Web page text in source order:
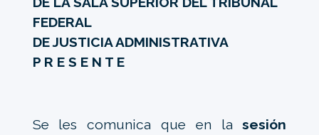
FEDERAL
DE JUSTICIA ADMINISTRATIVA
P R E S E N T E
Se les comunica que en lasesión